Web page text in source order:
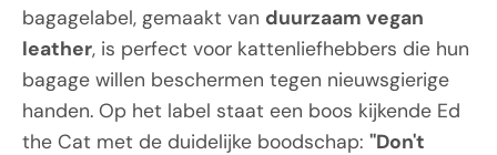
bagagelabel, gemaakt van duurzaam vegan
leather, is perfect voor kattenliefhebbers die hun
bagage willen beschermen tegen nieuwsgierige
handen. Op het label staat een boos kijkende Ed
the Cat met de duidelijke boodschap: "Don't